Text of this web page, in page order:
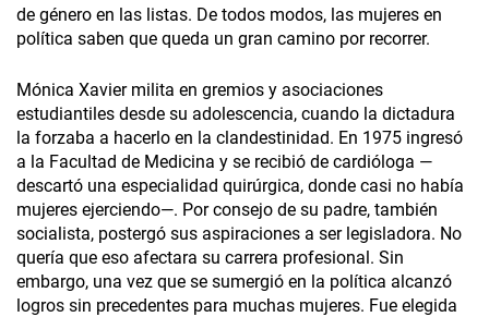
de género en las listas. De todos modos, las mujeres en
política saben que queda un gran camino por recorrer.
Mónica Xavier milita en gremios y asociaciones
estudiantiles desde su adolescencia, cuando la dictadura
la forzaba a hacerlo en la clandestinidad. En 1975 ingresó
a la Facultad de Medicina y se recibió de cardióloga —
descartó una especialidad quirúrgica, donde casi no había
mujeres ejerciendo—. Por consejo de su padre, también
socialista, postergó sus aspiraciones a ser legisladora. No
quería que eso afectara su carrera profesional. Sin
embargo, una vez que se sumergió en la política alcanzó
logros sin precedentes para muchas mujeres. Fue elegida